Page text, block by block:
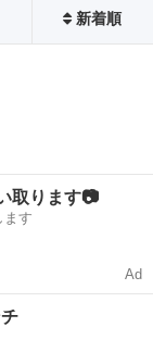
新着順
取ります📷
ます
Ad